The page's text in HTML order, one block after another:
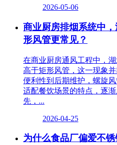
2026-05-06
商业厨房排烟系统中
形风管更常见？
在商业厨房通风工程中，
高于矩形风管，这一现象
便利性到后期维护，螺旋
适配餐饮场景的特点，逐
先，...
2026-04-25
为什么食品厂偏爱不